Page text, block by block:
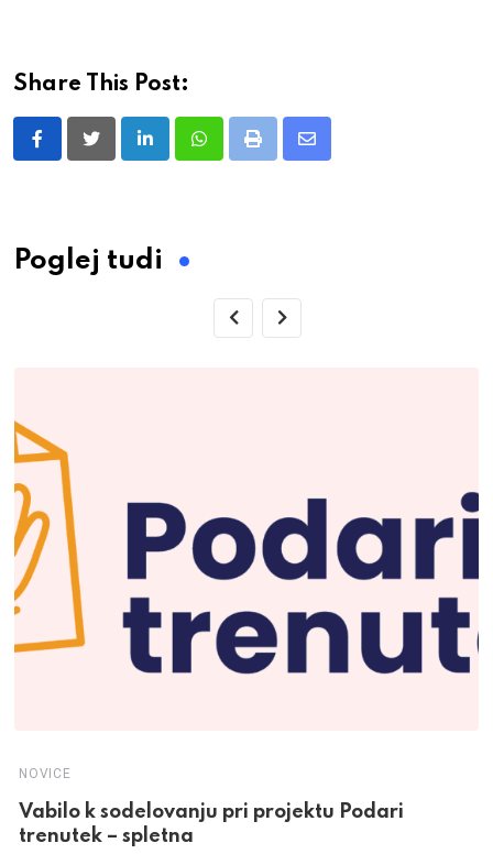
Share This Post:
LinkedInWhatsappPrint
Share
Poglej tudi
NOVICE
Vabilo k sodelovanju pri projektu Podari
trenutek – spletna